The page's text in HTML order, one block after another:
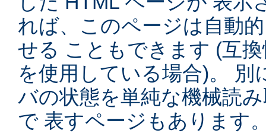
れば、このページは自動
せる こともできます (互
を使用している場合)。 別
バの状態を単純な機械読
で 表すページもあります